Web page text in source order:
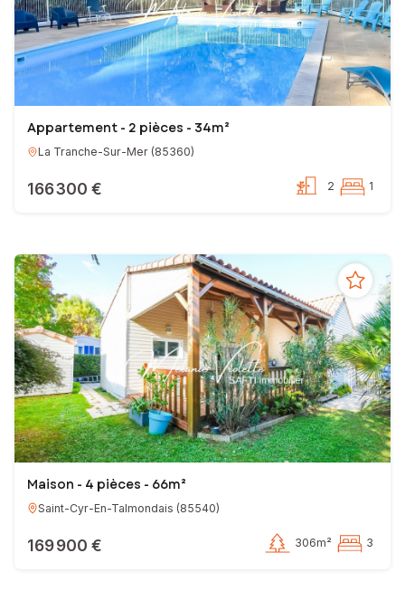
Appartement - 2 pièces - 34m²
La Tranche-Sur-Mer (85360)
166 300 € 2 1
Maison - 4 pièces - 66m²
Saint-Cyr-En-Talmondais (85540)
169 900 € 306m² 3